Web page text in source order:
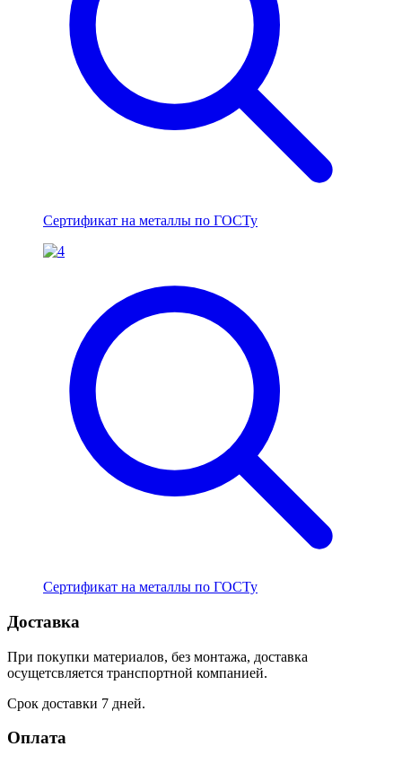
Сертификат на металлы по ГОСТу
Сертификат на металлы по ГОСТу
Доставка
При покупки материалов, без монтажа, доставка
осущетсвляется транспортной компанией.
Срок доставки 7 дней.
Оплата